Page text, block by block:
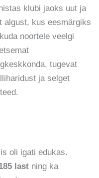
klubi jaoks uut ja
algust, kus eesmärgiks
noortele veelgi
tugevat
ja selget
oli igati edukas.
last ning ka